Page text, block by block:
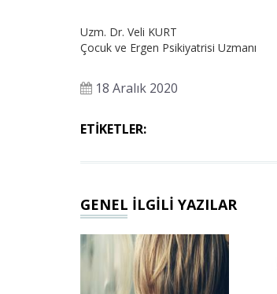
Uzm. Dr. Veli KURT
Çocuk ve Ergen Psikiyatrisi Uzmanı
18 Aralık 2020
ETİKETLER:
GENEL İLGİLİ YAZILAR